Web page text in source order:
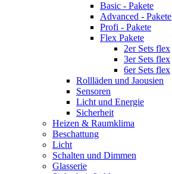
Basic - Pakete
Advanced - Pakete
Profi - Pakete
Flex Pakete
2er Sets flex
3er Sets flex
6er Sets flex
Rollläden und Jaousien
Sensoren
Licht und Energie
Sicherheit
Heizen & Raumklima
Beschattung
Licht
Schalten und Dimmen
Glasserie